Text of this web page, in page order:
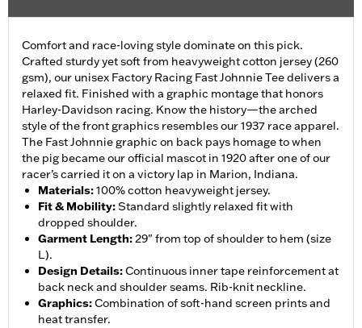
Comfort and race-loving style dominate on this pick.
Crafted sturdy yet soft from heavyweight cotton jersey (260
gsm), our unisex Factory Racing Fast Johnnie Tee delivers a
relaxed fit. Finished with a graphic montage that honors
Harley-Davidson racing. Know the history—the arched
style of the front graphics resembles our 1937 race apparel.
The Fast Johnnie graphic on back pays homage to when
the pig became our official mascot in 1920 after one of our
racer’s carried it on a victory lap in Marion, Indiana.
Materials:100% cotton heavyweight jersey.
Fit & Mobility:Standard slightly relaxed fit with
dropped shoulder.
Garment Length:29" from top of shoulder to hem (size
L).
Design Details:Continuous inner tape reinforcement at
back neck and shoulder seams. Rib-knit neckline.
Graphics:Combination of soft-hand screen prints and
heat transfer.